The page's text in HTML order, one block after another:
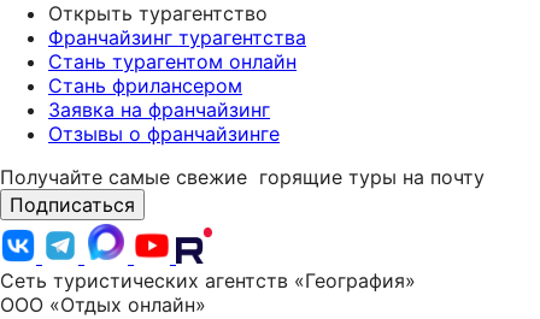
Открыть турагентство
Франчайзинг турагентства
Стань турагентом онлайн
Стань фрилансером
Заявка на франчайзинг
Отзывы о франчайзинге
Получайте самые свежие горящие туры на почту
Подписаться
Сеть туристических агентств «География»
ООО «Отдых онлайн»